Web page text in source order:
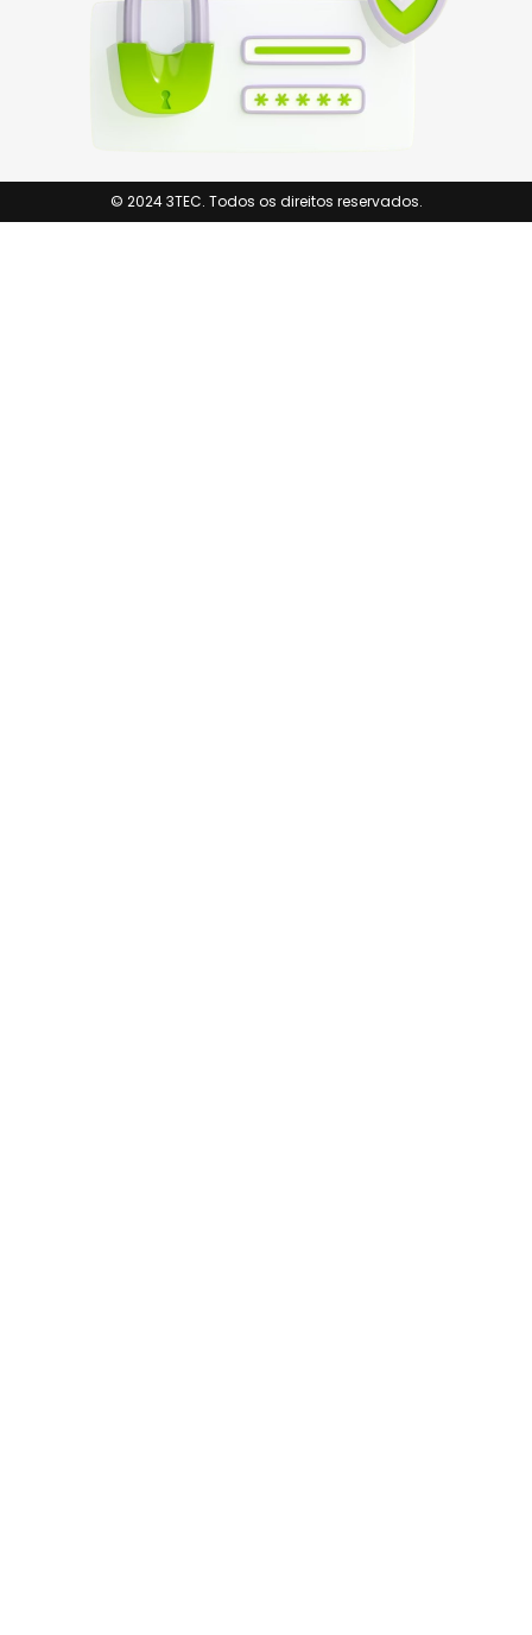
© 2024 3TEC. Todos os direitos reservados.